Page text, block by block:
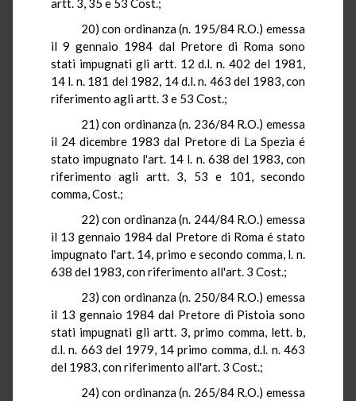
artt. 3, 35 e 53 Cost.;
20) con ordinanza (n. 195/84 R.O.) emessa
il 9 gennaio 1984 dal Pretore di Roma sono
stati impugnati gli artt. 12 d.l. n. 402 del 1981,
14 l. n. 181 del 1982, 14 d.l. n. 463 del 1983, con
riferimento agli artt. 3 e 53 Cost.;
21) con ordinanza (n. 236/84 R.O.) emessa
il 24 dicembre 1983 dal Pretore di La Speziaé
stato impugnato l'art. 14 l. n. 638 del 1983, con
riferimento agli artt. 3, 53 e 101, secondo
comma, Cost.;
22) con ordinanza (n. 244/84 R.O.) emessa
il 13 gennaio 1984 dal Pretore di Roma é stato
impugnato l'art. 14, primo e secondo comma, l. n.
638 del 1983, con riferimento all'art. 3 Cost.;
23) con ordinanza (n. 250/84 R.O.) emessa
il 13 gennaio 1984 dal Pretore di Pistoia sono
stati impugnati gli artt. 3, primo comma, lett. b,
d.l. n. 663 del 1979, 14 primo comma, d.l. n. 463
del 1983, con riferimento all'art. 3 Cost.;
24) con ordinanza (n. 265/84 R.O.) emessa